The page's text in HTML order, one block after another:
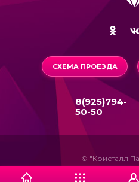
СХЕМА ПРОЕЗДА
8(925)794-
50-50
© "Кристалл